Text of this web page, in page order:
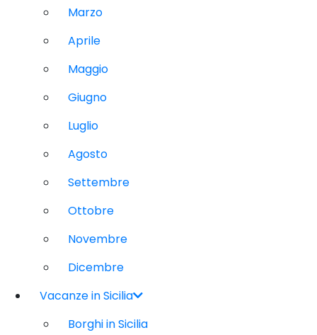
Marzo
Aprile
Maggio
Giugno
Luglio
Agosto
Settembre
Ottobre
Novembre
Dicembre
Vacanze in Sicilia
Borghi in Sicilia